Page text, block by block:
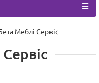
Меблі Сервіс